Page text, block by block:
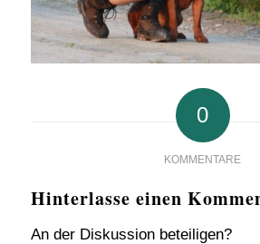
0
KOMMENTARE
Hinterlasse einen
An der Diskussion beteiligen?